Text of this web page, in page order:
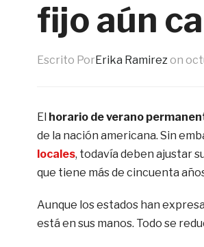
fijo aún
Escrito PorErika Ramirezon
El horario de verano
de la nación americana. Sin
locales, todavía deben ajustar
que tiene más de cincuenta
Aunque los estados han
está en sus manos. Todo se